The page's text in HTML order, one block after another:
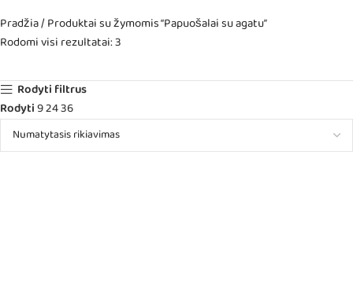
Pradžia Produktai su žymomis “Papuošalai su agatu”
Rodomi visi rezultatai: 3
Rodyti filtrus
Rodyti92436